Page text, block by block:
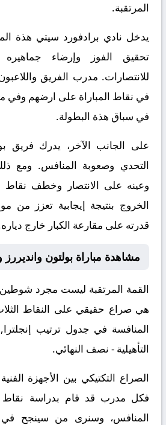
المرتقبة.
يدخل نادي برادفورد سيتي هذة
تحقيق الفوز وإرضاء جماهيره
للانتصارات. مدرب الفريق
في نقاط المباراة على ارضهم وفي
في سباق هذة البطولة.
على الجانب الآخر، يدرك فريق
التحدي وصعوبة المنافس. ومع
وعينه على الانتصار وخطف نقاط
الخروج بنتيجة إيجابية تعزز من
قدرته على مقارعة الكبار خارج
مشاهدة مباراة بولتون
القمة المرتقبة ليست مجرد
هي صراع حقيقي على النقاط
المنافسة في جدول ترتيب
التأهيلية - نصف النهائي.
الصراع التكتيكي بين الأجهزة
فكل مدرب قد قام بدراسة
المنافس، وسنرى من سينجح